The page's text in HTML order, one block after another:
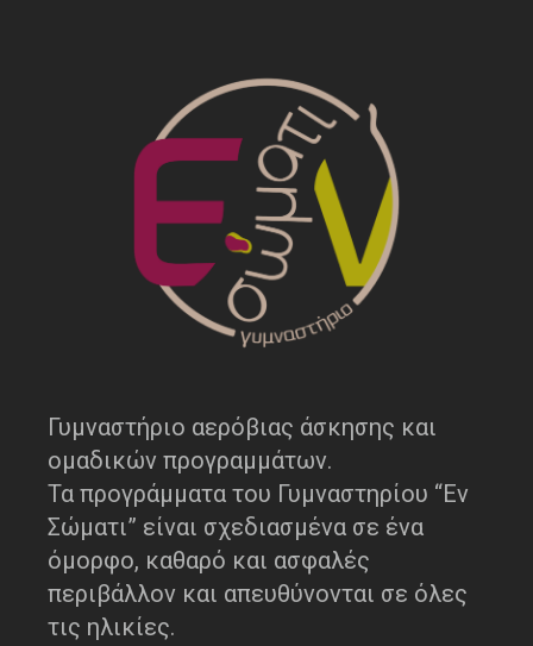
Γυμναστήριο αερόβιας άσκησης και
ομαδικών προγραμμάτων.
Τα προγράμματα του Γυμναστηρίου “Εν
Σώματι” είναι σχεδιασμένα σε ένα
όμορφο, καθαρό και ασφαλές
περιβάλλον και απευθύνονται σε όλες
τις ηλικίες.